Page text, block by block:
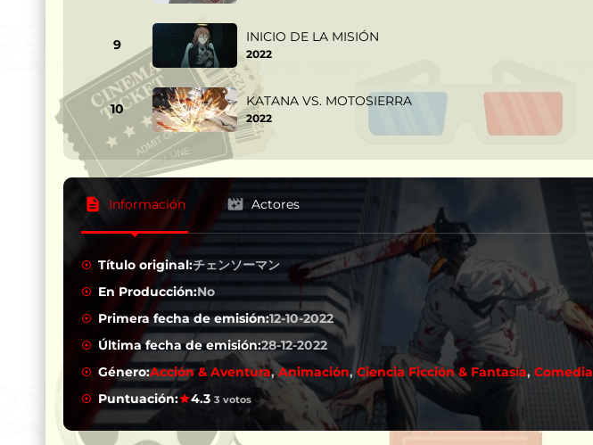
9 INICIO DE LA MISIÓN
2022
10 KATANA VS. MOTOSIERRA
2022
Información Actores
Título original:チェンソーマン
En Producción:No
Primera fecha de emisión:12-10-2022
Última fecha de emisión:28-12-2022
Género:Acción & Aventura,Animación,Ciencia Ficción & Fantasía,Comedia
Puntuación:
4.3 3 votos